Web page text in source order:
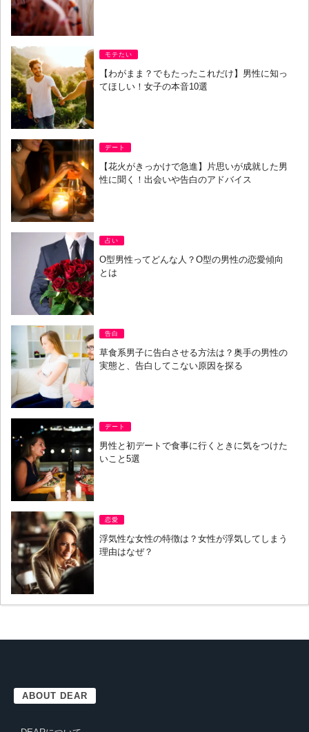
モテたい
【わがまま？でもたったこれだけ】男性に知っ
てほしい！女子の本音10選
デート
【花火がきっかけで急進】片思いが成就した男
性に聞く！出会いや告白のアドバイス
占い
O型男性ってどんな人？O型の男性の恋愛傾向
とは
告白
草食系男子に告白させる方法は？奥手の男性の
実態と、告白してこない原因を探る
デート
男性と初デートで食事に行くときに気をつけた
いこと5選
恋愛
浮気性な女性の特徴は？女性が浮気してしまう
理由はなぜ？
ABOUT DEAR